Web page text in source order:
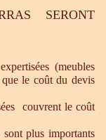
SERONT
(meubles
le coût du devis
couvrent le coût
plus importants